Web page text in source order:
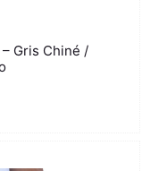
Gris Chiné /